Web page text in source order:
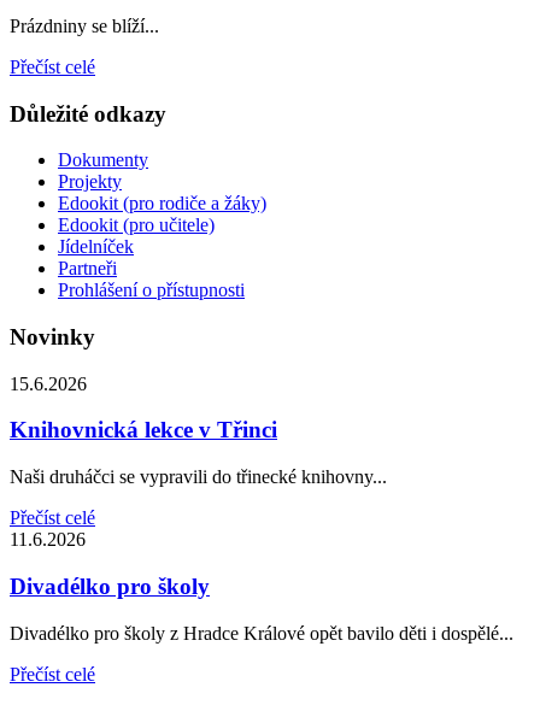
Prázdniny se blíží...
Přečíst celé
Důležité odkazy
Dokumenty
Projekty
Edookit (pro rodiče a žáky)
Edookit (pro učitele)
Jídelníček
Partneři
Prohlášení o přístupnosti
Novinky
15.6.2026
Knihovnická lekce v Třinci
Naši druháčci se vypravili do třinecké knihovny...
Přečíst celé
11.6.2026
Divadélko pro školy
Divadélko pro školy z Hradce Králové opět bavilo děti i dospělé...
Přečíst celé